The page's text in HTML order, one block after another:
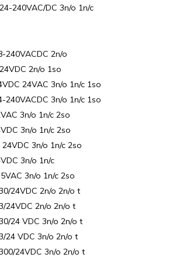
240VAC/DC 3n/o 1n/c
240VACDC 2n/o
2n/o 1so
24VAC 3n/o 1n/c 1so
240VACDC 3n/o 1n/c 1so
3n/o 1n/c 2so
3n/o 1n/c 2so
3n/o 1n/c 2so
3n/o 1n/c
3n/o 1n/c 2so
24VDC 2n/o 2n/o t
24VDC 2n/o 2n/o t
24 VDC 3n/o 2n/o t
24 VDC 3n/o 2n/o t
24VDC 3n/o 2n/o t